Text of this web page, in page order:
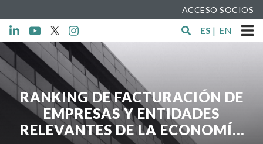
ACCESO SOCIOS
ES | EN
RANKING DE FACTURACIÓN DE
EMPRESAS Y ENTIDADES
RELEVANTES DE LA ECONOMÍA